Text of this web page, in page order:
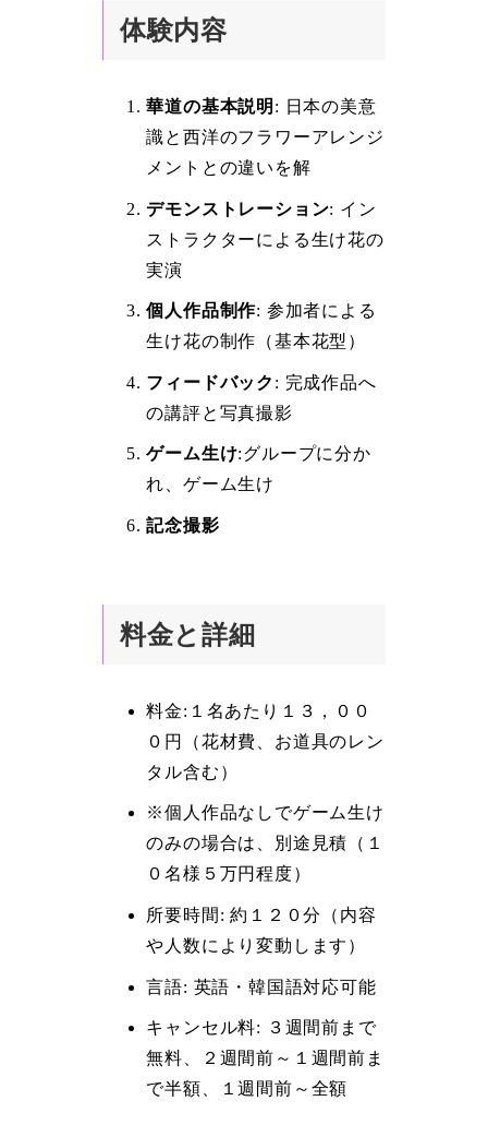
体験内容
華道の基本説明 : 日本の美意
識と西洋のフラワーアレンジ
メントとの違いを解
デモンストレーション: イン
ストラクターによる生け花の
実演
個人作品制作: 参加者による
生け花の制作（基本花型）
フィードバック : 完成作品へ
の講評と写真撮影
ゲーム生け:グループに分か
れ、ゲーム生け
記念撮影
料金と詳細
料金:１名あたり１３，００
０円（花材費、お道具のレン
タル含む）
※個人作品なしでゲーム生け
のみの場合は、別途見積（１
０名様５万円程度）
所要時間: 約１２０分（内容
や人数により変動します）
言語: 英語・韓国語対応可能
キャンセル料: ３週間前まで
無料、２週間前～１週間前ま
で半額、１週間前～全額